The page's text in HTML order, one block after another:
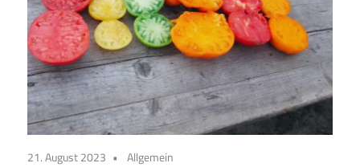
21. August 2023 Allgemein